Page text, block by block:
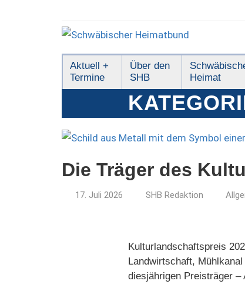
Schwäbischer
Heimatbund
Aktuell +
Termine
Über den
SHB
Heimat
Die Träger des
17. Juli 2026 SHB Redaktion
Kulturlandschaftspreis
Landwirtschaft,
diesjährigen Preisträger –